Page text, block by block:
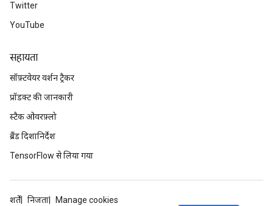
Twitter
YouTube
सहायता
सॉफ़्टवेयर वर्शन ट्रैकर
प्रॉडक्ट की जानकारी
स्टैक ओवरफ़्लो
ब्रैंड दिशानिर्देश
TensorFlow से लिया गया
शर्तें निजता
Manage cookies